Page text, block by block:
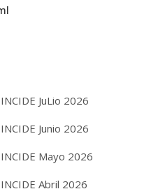
JuLio 2026
Junio 2026
Mayo 2026
Abril 2026